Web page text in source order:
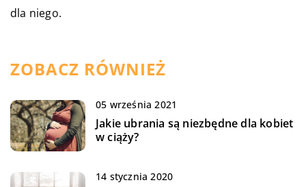
dla niego.
ZOBACZ RÓWNIEŻ
05 września 2021
Jakie ubrania są niezbędne dla kobiet
w ciąży?
14 stycznia 2020